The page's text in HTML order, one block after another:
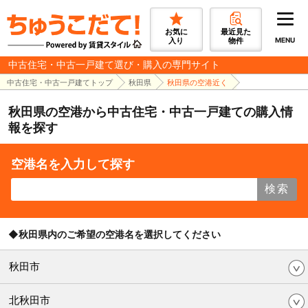
お気に
入り
最近見た
物件
MENU
中古住宅・中古一戸建て選び・購入の専門サイト
中古住宅・中古一戸建てトップ 秋田県 秋田県の空港近く
秋田県の空港から中古住宅・中古一戸建ての購入情
報を探す
空港名を入力して探す
検索
◆秋田県内のご希望の空港名を選択してください
秋田市
北秋田市